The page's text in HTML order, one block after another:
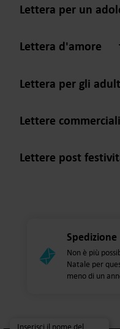
Lettera per un
Lettera d'amore
Lettera per gli
Lettere
Lettere post
Spedizione
Non è più
Natale per
meno di un